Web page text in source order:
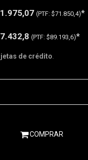
(PTF: $71.850,4)*
(PTF: $89.193,6)*
de crédito
COMPRAR